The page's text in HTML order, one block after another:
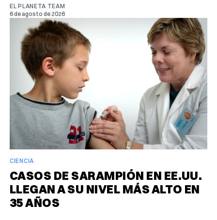
EL PLANETA TEAM
6 de agosto de 2026
CIENCIA
CASOS DE SARAMPIÓN EN EE.UU.
LLEGAN A SU NIVEL MÁS ALTO EN
35 AÑOS